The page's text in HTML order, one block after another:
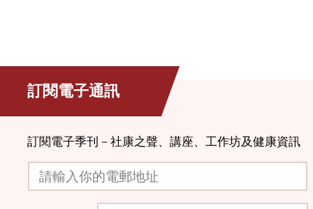
訂閱電子通訊
訂閱電子季刊－社康之聲、講座、工作坊及健康資訊